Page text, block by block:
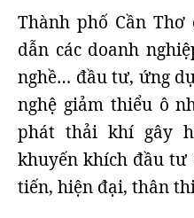
Thành phố Cần
dẫn các doanh
nghề… đầu tư, ứng
nghệ giảm thiểu ô
phát thải khí gây
khuyến khích đầu tư
tiến, hiện đại, thân